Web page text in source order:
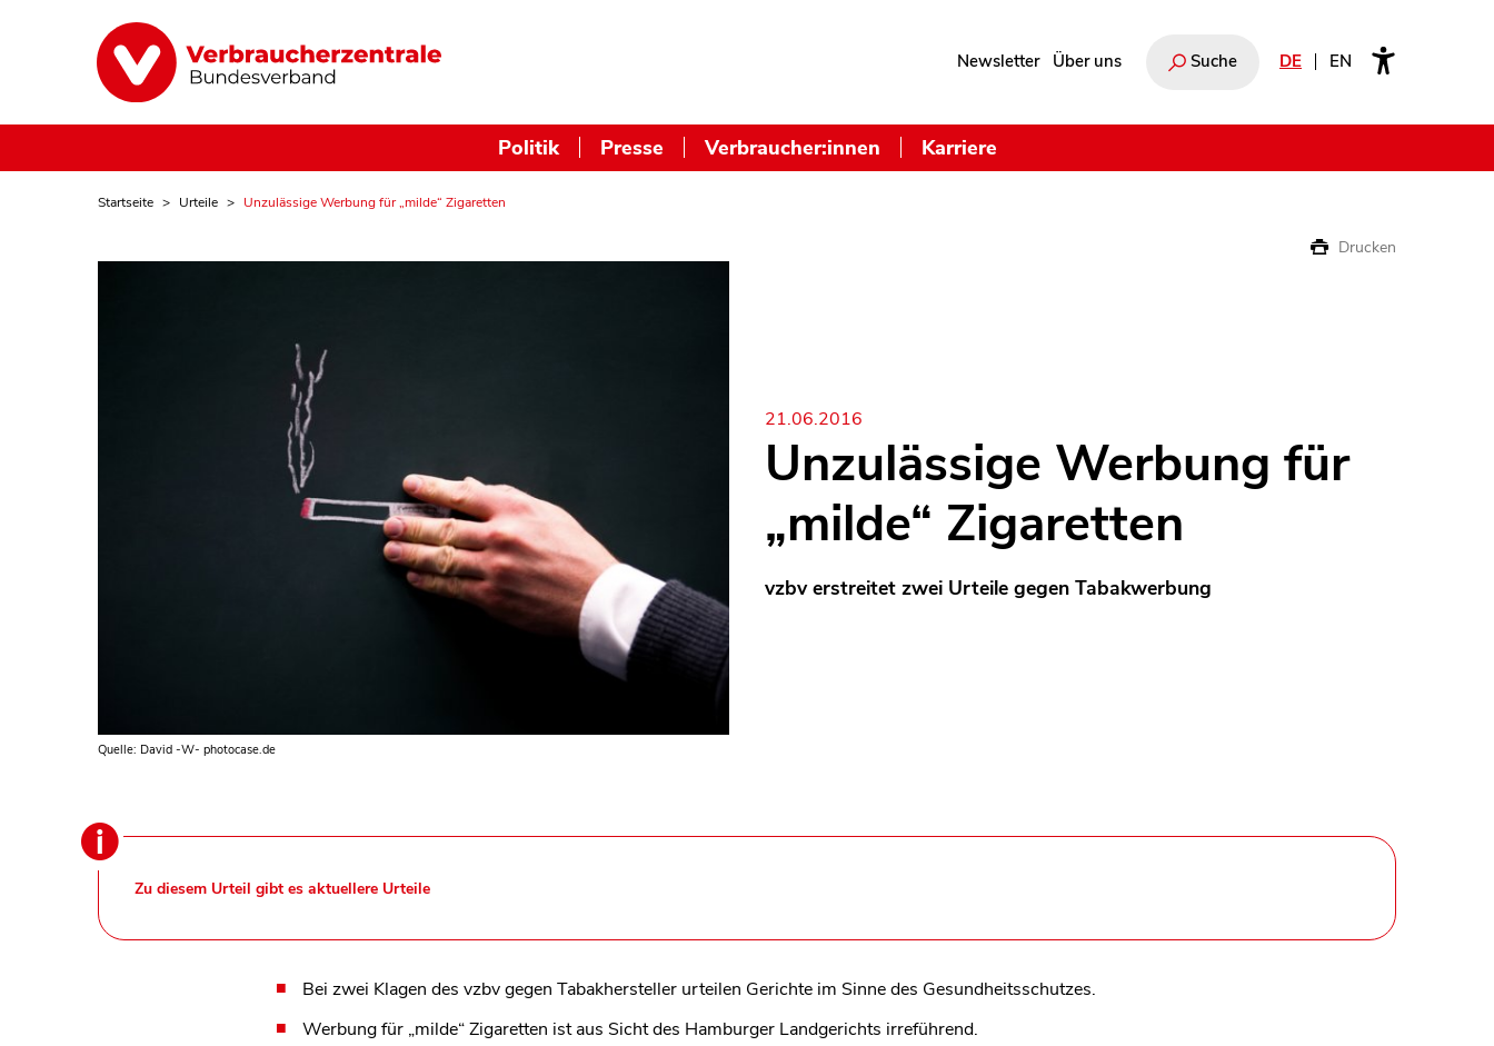
Newsletter Über uns Suche DE EN
Politik Presse Verbraucher:innen Karriere
Startseite Urteile Unzulässige Werbung für „milde“ Zigaretten
Drucken
Quelle: David -W- photocase.de
21.06.2016
Unzulässige Werbung für
„milde“ Zigaretten
vzbv erstreitet zwei Urteile gegen Tabakwerbung
Zu diesem Urteil gibt es aktuellere Urteile
Bei zwei Klagen des vzbv gegen Tabakhersteller urteilen Gerichte im Sinne des Gesundheitsschutzes.
Werbung für „milde“ Zigaretten ist aus Sicht des Hamburger Landgerichts irreführend.